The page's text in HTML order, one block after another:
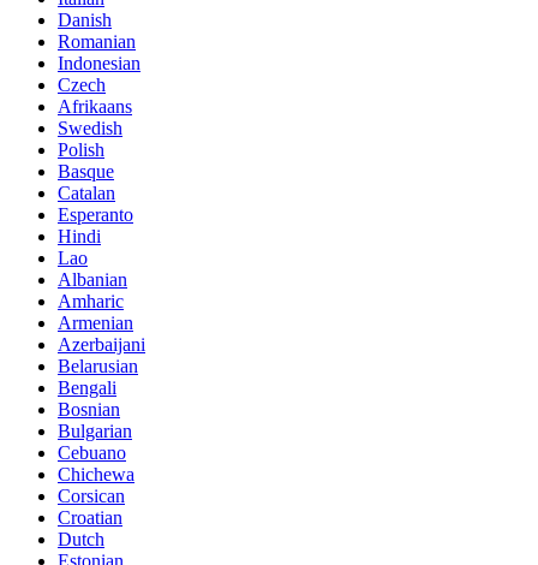
Danish
Romanian
Indonesian
Czech
Afrikaans
Swedish
Polish
Basque
Catalan
Esperanto
Hindi
Lao
Albanian
Amharic
Armenian
Azerbaijani
Belarusian
Bengali
Bosnian
Bulgarian
Cebuano
Chichewa
Corsican
Croatian
Dutch
Estonian